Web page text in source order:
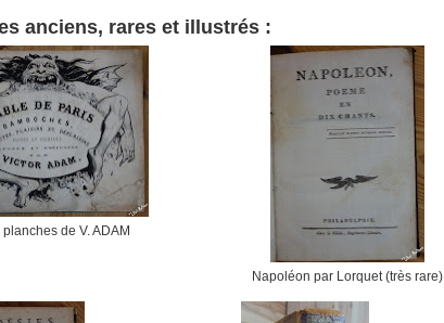
anciens, rares et illustrés :
de V. ADAM
Napoléon par Lorquet (très rare)